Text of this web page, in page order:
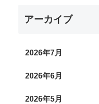
アーカイブ
2026年7月
2026年6月
2026年5月